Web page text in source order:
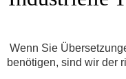
Wenn Sie
benötigen, sind wir der